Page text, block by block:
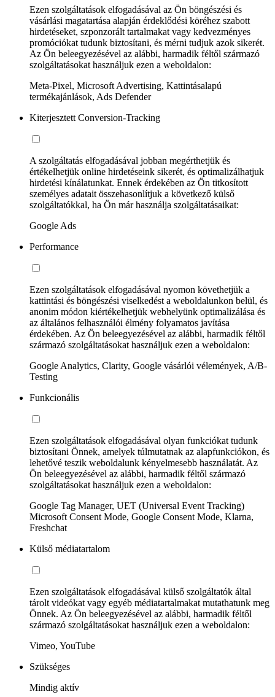
Ezen szolgáltatások elfogadásával az Ön böngészési és
vásárlási magatartása alapján érdeklődési köréhez szabott
hirdetéseket, szponzorált tartalmakat vagy kedvezményes
promóciókat tudunk biztosítani, és mérni tudjuk azok sikerét.
Az Ön beleegyezésével az alábbi, harmadik féltől származó
szolgáltatásokat használjuk ezen a weboldalon:
Meta-Pixel, Microsoft Advertising, Kattintásalapú
termékajánlások, Ads Defender
Kiterjesztett Conversion-Tracking
A szolgáltatás elfogadásával jobban megérthetjük és
értékelhetjük online hirdetéseink sikerét, és optimalizálhatjuk
hirdetési kínálatunkat. Ennek érdekében az Ön titkosított
személyes adatait összehasonlítjuk a következő külső
szolgáltatókkal, ha Ön már használja szolgáltatásaikat:
Google Ads
Performance
Ezen szolgáltatások elfogadásával nyomon követhetjük a
kattintási és böngészési viselkedést a weboldalunkon belül, és
anonim módon kiértékelhetjük webhelyünk optimalizálása és
az általános felhasználói élmény folyamatos javítása
érdekében. Az Ön beleegyezésével az alábbi, harmadik féltől
származó szolgáltatásokat használjuk ezen a weboldalon:
Google Analytics, Clarity, Google vásárlói vélemények, A/B-
Testing
Funkcionális
Ezen szolgáltatások elfogadásával olyan funkciókat tudunk
biztosítani Önnek, amelyek túlmutatnak az alapfunkciókon, és
lehetővé teszik weboldalunk kényelmesebb használatát. Az
Ön beleegyezésével az alábbi, harmadik féltől származó
szolgáltatásokat használjuk ezen a weboldalon:
Google Tag Manager, UET (Universal Event Tracking)
Microsoft Consent Mode, Google Consent Mode, Klarna,
Freshchat
Külső médiatartalom
Ezen szolgáltatások elfogadásával külső szolgáltatók által
tárolt videókat vagy egyéb médiatartalmakat mutathatunk meg
Önnek. Az Ön beleegyezésével az alábbi, harmadik féltől
származó szolgáltatásokat használjuk ezen a weboldalon:
Vimeo, YouTube
Szükséges
Mindig aktív